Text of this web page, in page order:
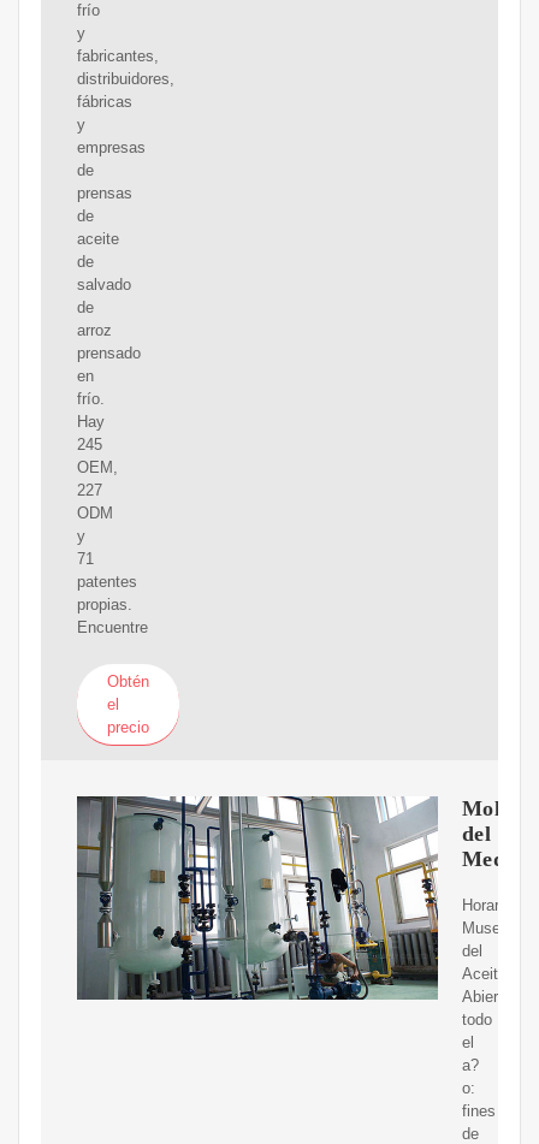
frío
y
fabricantes,
distribuidores,
fábricas
y
empresas
de
prensas
de
aceite
de
salvado
de
arroz
prensado
en
frío.
Hay
245
OEM,
227
ODM
y
71
patentes
propias.
Encuentre
Obtén
el
precio
Molino
del
Medio
Horario
Museo
del
Aceite
Abierto
todo
el
a?
o:
fines
de